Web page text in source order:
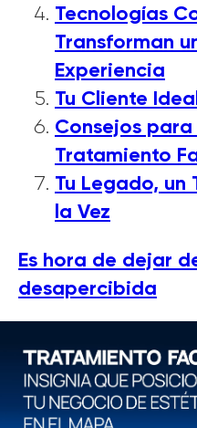
Tecnologías
Transforman
Experiencia
Tu Cliente
Consejos
Tratamiento
Tu Legado,
la Vez
Es hora de dejar
desapercibida